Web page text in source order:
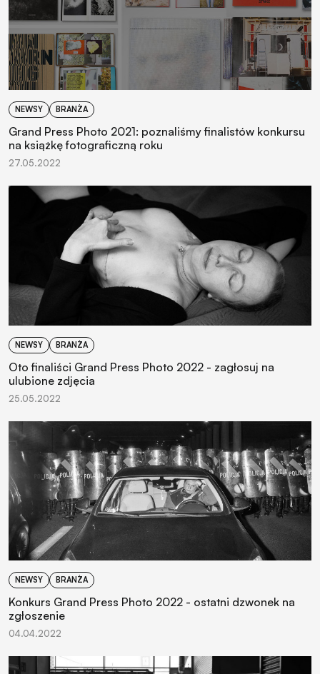
NEWSY BRANŻA
Grand Press Photo 2021: poznaliśmy finalistów konkursu
na książkę fotograficzną roku
27.05.2022
NEWSY BRANŻA
Oto finaliści Grand Press Photo 2022 - zagłosuj na
ulubione zdjęcia
25.05.2022
NEWSY BRANŻA
Konkurs Grand Press Photo 2022 - ostatni dzwonek na
zgłoszenie
04.04.2022